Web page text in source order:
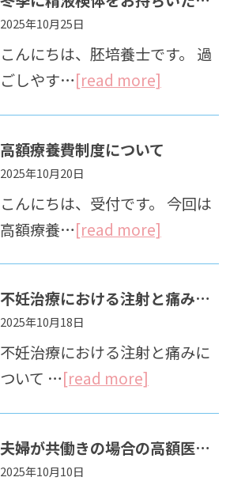
2025年10月25日
こんにちは、胚培養士です。 過
ごしやす…[read more]
高額療養費制度について
2025年10月20日
こんにちは、受付です。 今回は
高額療養…[read more]
不妊治療における注射と痛みについて
2025年10月18日
不妊治療における注射と痛みに
ついて …[read more]
夫婦が共働きの場合の高額医療療養制度について
2025年10月10日